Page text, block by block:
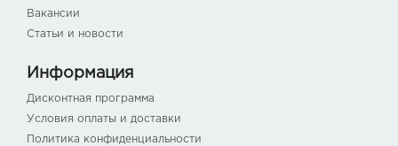
Вакансии
Статьи и новости
Информация
Дисконтная программа
Условия оплаты и доставки
Политика конфиденциальности